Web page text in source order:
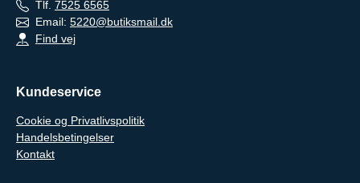
Tlf. 7525 6565
Email: 5220@butiksmail.dk
Find vej
Kundeservice
Cookie og Privatlivspolitik
Handelsbetingelser
Kontakt